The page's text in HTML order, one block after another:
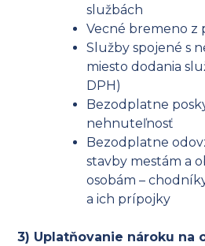
službách
Vecné bremeno z
Služby spojené s
miesto dodania
DPH)
Bezodplatne
nehnuteľnosť
Bezodplatne
stavby mestám a
osobám –
a ich prípojky
3) Uplatňovanie nároku na